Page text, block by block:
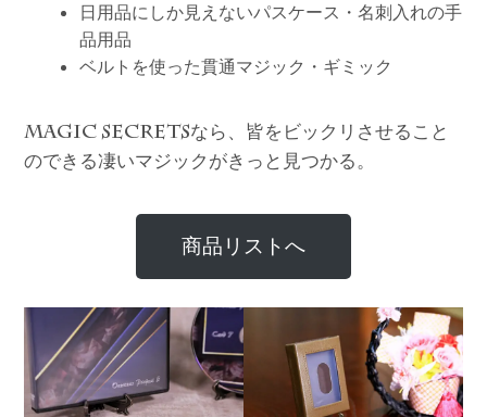
日用品にしか見えないパスケース・名刺入れの手
品用品
ベルトを使った貫通マジック・ギミック
MAGIC SECRETSなら、皆をビックリさせること
のできる凄いマジックがきっと見つかる。
商品リストへ